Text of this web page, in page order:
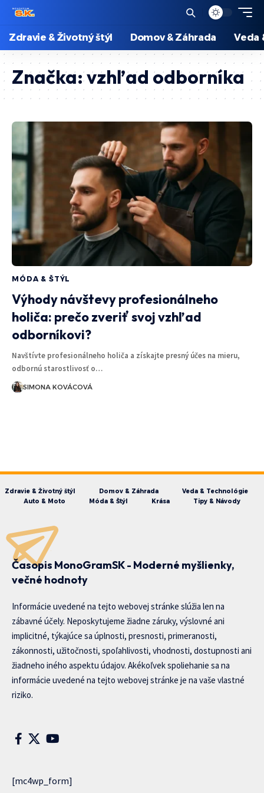
Zdravie & Životný štýl Domov & Záhrada Veda
Značka:vzhľad odborníka
MÓDA & ŠTÝL
Výhody návštevy profesionálneho
holiča: prečo zveriť svoj vzhľad
odborníkovi?
Navštívte profesionálneho holiča a získajte presný účes na mieru,
odbornú starostlivosť o…
SIMONA KOVÁCOVÁ
Zdravie & Životný štýl Domov & Záhrada
Veda & Technológie
Auto & Moto
Móda & Štýl Krása Tipy & Návody
Časopis MonoGramSK - Moderné myšlienky,
večné hodnoty
Informácie uvedené na tejto webovej stránke slúžia len na
zábavné účely. Neposkytujeme žiadne záruky, výslovné ani
implicitné, týkajúce sa úplnosti, presnosti, primeranosti,
zákonnosti, užitočnosti, spoľahlivosti, vhodnosti, dostupnosti ani
žiadneho iného aspektu údajov. Akékoľvek spoliehanie sa na
informácie uvedené na tejto webovej stránke je na vaše vlastné
riziko.
[mc4wp_form]